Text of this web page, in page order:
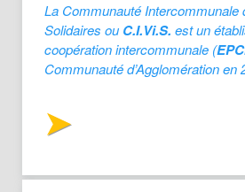
La Communauté Intercommunale
Solidaires ou C.I.Vi.S. est un
coopération intercommunale (
Communauté d’Agglomération en